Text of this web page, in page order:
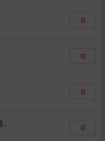
0
0
0
.. 0